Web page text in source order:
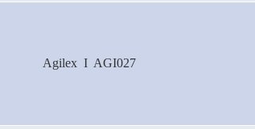
Agilex I AGI027